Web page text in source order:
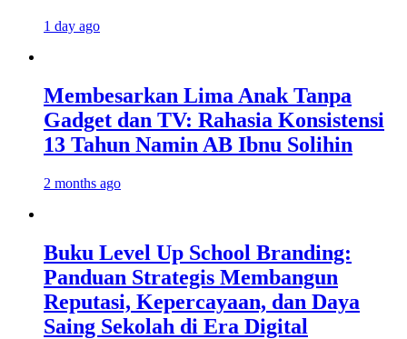
1 day ago
Membesarkan Lima Anak Tanpa
Gadget dan TV: Rahasia Konsistensi
13 Tahun Namin AB Ibnu Solihin
2 months ago
Buku Level Up School Branding:
Panduan Strategis Membangun
Reputasi, Kepercayaan, dan Daya
Saing Sekolah di Era Digital